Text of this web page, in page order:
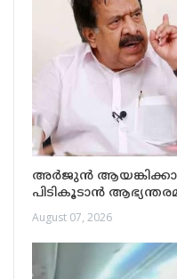
അർജുൻ
പിടികൂടാൻ
August 07, 2026